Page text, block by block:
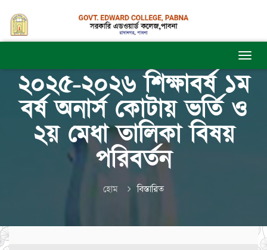
২০২৫-২০২৬ শিক্ষাবর্ষ ১ম
বর্ষ অনার্স কোটায় ভর্তি ও
২য় মেধা তালিকা বিষয়
পরিবর্তন
হোম বিস্তারিত